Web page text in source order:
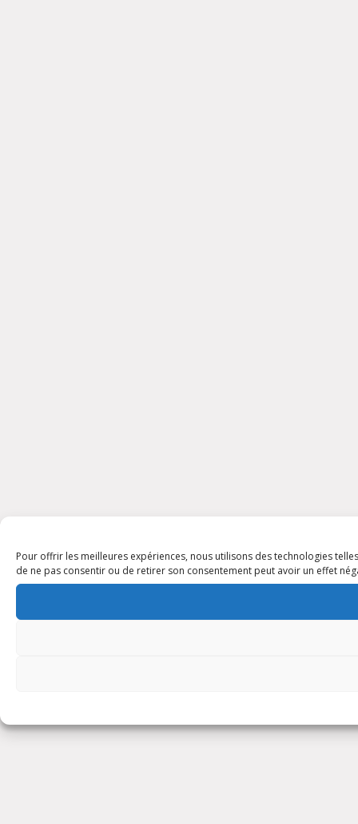
Pour offrir les meilleures expériences, nous utilisons des technologies
de ne pas consentir ou de retirer son consentement peut avoir un effet